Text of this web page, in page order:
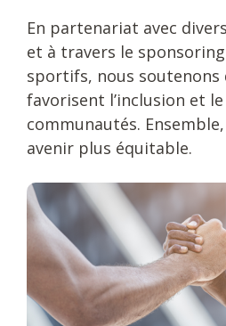
En partenariat avec
et à travers le sponsoring
sportifs, nous soutenons
favorisent l’inclusion et
communautés.
avenir plus équitable.